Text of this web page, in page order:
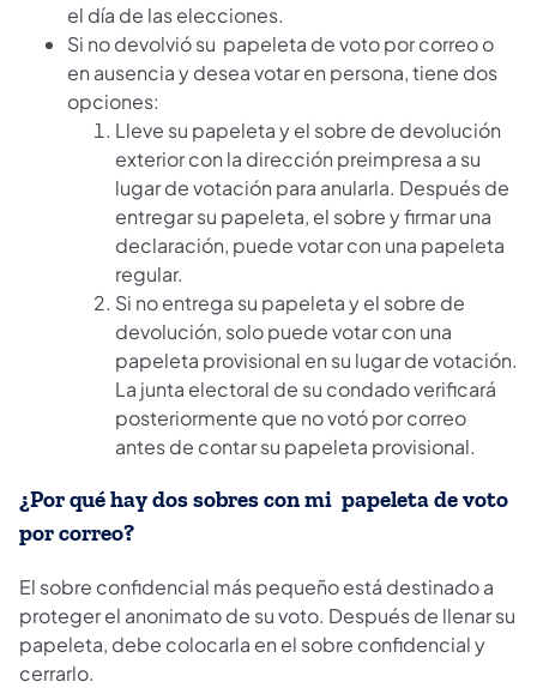
el día de las elecciones.
Si no devolvió su papeleta de voto por correo o
en ausencia y desea votar en persona, tiene dos
opciones:
Lleve su papeleta y el sobre de devolución
exterior con la dirección preimpresa a su
lugar de votación para anularla. Después de
entregar su papeleta, el sobre y firmar una
declaración, puede votar con una papeleta
regular.
Si no entrega su papeleta y el sobre de
devolución, solo puede votar con una
papeleta provisional en su lugar de votación.
La junta electoral de su condado verificará
posteriormente que no votó por correo
antes de contar su papeleta provisional.
¿Por qué hay dos sobres con mi papeleta de voto
por correo?
El sobre confidencial más pequeño está destinado a
proteger el anonimato de su voto. Después de llenar su
papeleta, debe colocarla en el sobre confidencial y
cerrarlo.